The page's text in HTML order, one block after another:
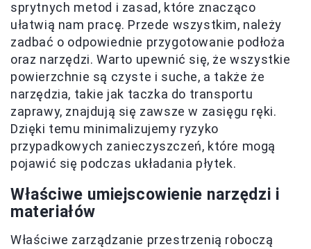
sprytnych metod i zasad, które znacząco
ułatwią nam pracę. Przede wszystkim, należy
zadbać o odpowiednie przygotowanie podłoża
oraz narzędzi. Warto upewnić się, że wszystkie
powierzchnie są czyste i suche, a także że
narzędzia, takie jak taczka do transportu
zaprawy, znajdują się zawsze w zasięgu ręki.
Dzięki temu minimalizujemy ryzyko
przypadkowych zanieczyszczeń, które mogą
pojawić się podczas układania płytek.
Właściwe umiejscowienie narzędzi i
materiałów
Właściwe zarządzanie przestrzenią roboczą